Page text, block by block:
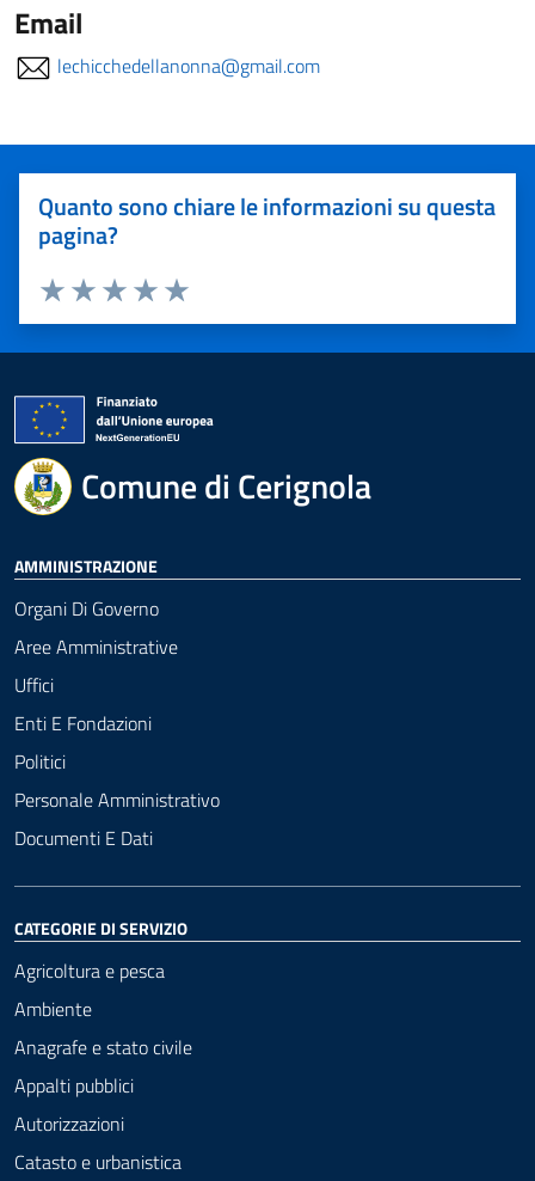
Email
lechicchedellanonna@gmail.com
Quanto sono chiare le informazioni su questa
pagina?
Valuta 5 stelle su 5
Valuta 4 stelle su 5
Valuta 3 stelle su 5
Valuta 2 stelle su 5
Valuta 1 stelle su 5
Comune di Cerignola
AMMINISTRAZIONE
Organi Di Governo
Aree Amministrative
Uffici
Enti E Fondazioni
Politici
Personale Amministrativo
Documenti E Dati
CATEGORIE DI SERVIZIO
Agricoltura e pesca
Ambiente
Anagrafe e stato civile
Appalti pubblici
Autorizzazioni
Catasto e urbanistica